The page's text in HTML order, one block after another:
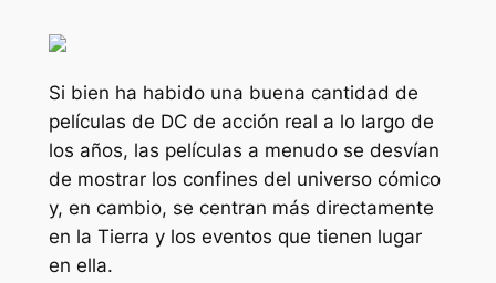
Si bien ha habido una buena cantidad de
películas de DC de acción real a lo largo de
los años, las películas a menudo se desvían
de mostrar los confines del universo cómico
y, en cambio, se centran más directamente
en la Tierra y los eventos que tienen lugar
en ella.